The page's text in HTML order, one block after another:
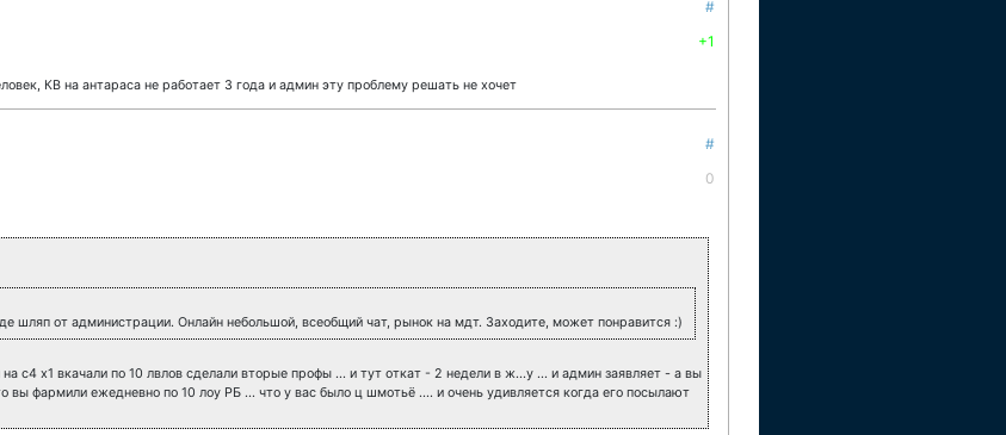
#
+1
КВ на антараса не работает 3 года и админ эту проблему решать не хочет
#
0
шляп от администрации. Онлайн небольшой, всеобщий чат, рынок на мдт. Заходите, может понравится :)
с4 х1 вкачали по 10 лвлов сделали вторые профы ... и тут откат - 2 недели в ж...у ... и админ заявляет - а вы
вы фармили ежедневно по 10 лоу РБ ... что у вас было ц шмотьё .... и очень удивляется когда его посылают